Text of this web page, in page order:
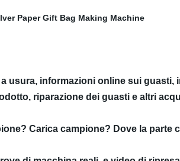
informazioni online sui guasti,
riparazione dei guasti e altri
Carica campione? Dove la parte